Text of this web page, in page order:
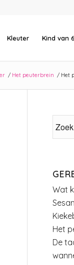
Kleuter Kind van
/ Het peuterbrein / Het
Wat
Het
De